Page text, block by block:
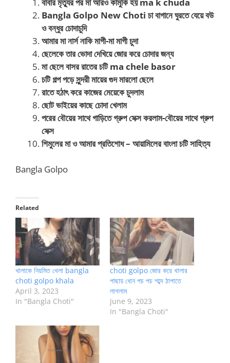
Bangla Golpo New Choti চা বাগানে ঘুরতে যেয়ে বউ
ও বন্ধুর চোদাচুদি
আমার মা নার্স নাকি মাগী-মা মাগী চুদা
ছেলেকে তার ভোদা দেখিয়ে জোর করে চোদার জন্য
মা ছেলে বাসর রাতের চটি ma chele basor
চটি গল্প পড়ে সুন্দরী মায়ের গুদ মারলো ছেলে
রাতে হঠাৎ করে কাজের মেয়েকে চুদলাম
ছোট ভাইয়ের কাছে চোদা খেলাম
পরের বৌয়ের সাথে গাড়িতে গ্রুপ সেক্স করলাম-বৌয়ের সাথে গ্রুপ
সেক্স
শিমুলের মা ও আমার প্রতিশোধ – আয়ামিলের বাংলা চটি সাহিত্য
Bangla Golpo
Related
খালাকে নিয়মিত খেলা bangla
choti golpo khala
April 3, 2023
In "Bangla Choti"
choti golpo জোর করে খালার
পাছায় ধোন পচ পচ শব্দে ঠাপাতে
লাগলাম
June 9, 2023
In "Bangla Choti"